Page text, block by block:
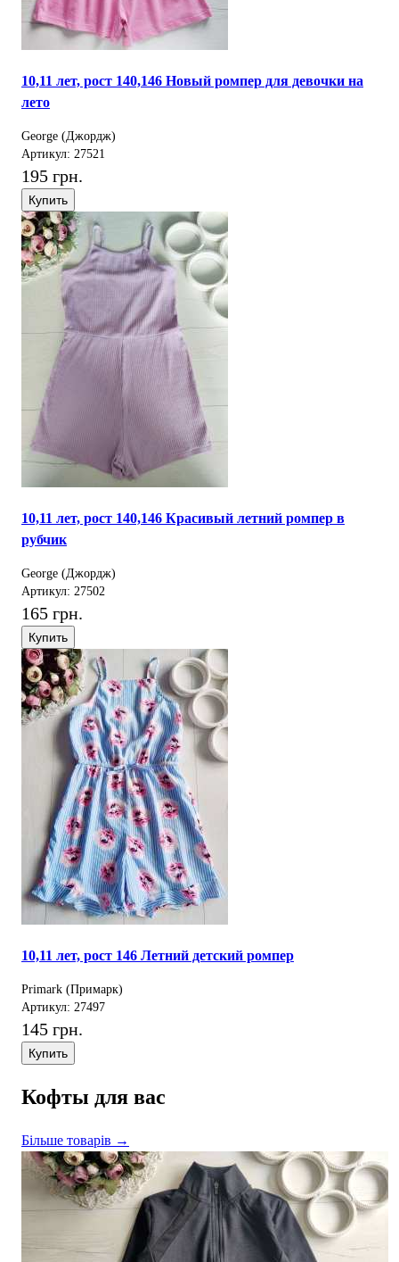
10,11 лет, рост 140,146 Новый ромпер для девочки на
лето
George (Джордж)
Артикул: 27521
195 грн.
Купить
10,11 лет, рост 140,146 Красивый летний ромпер в
рубчик
George (Джордж)
Артикул: 27502
165 грн.
Купить
10,11 лет, рост 146 Летний детский ромпер
Primark (Примарк)
Артикул: 27497
145 грн.
Купить
Кофты для вас
Більше товарів →